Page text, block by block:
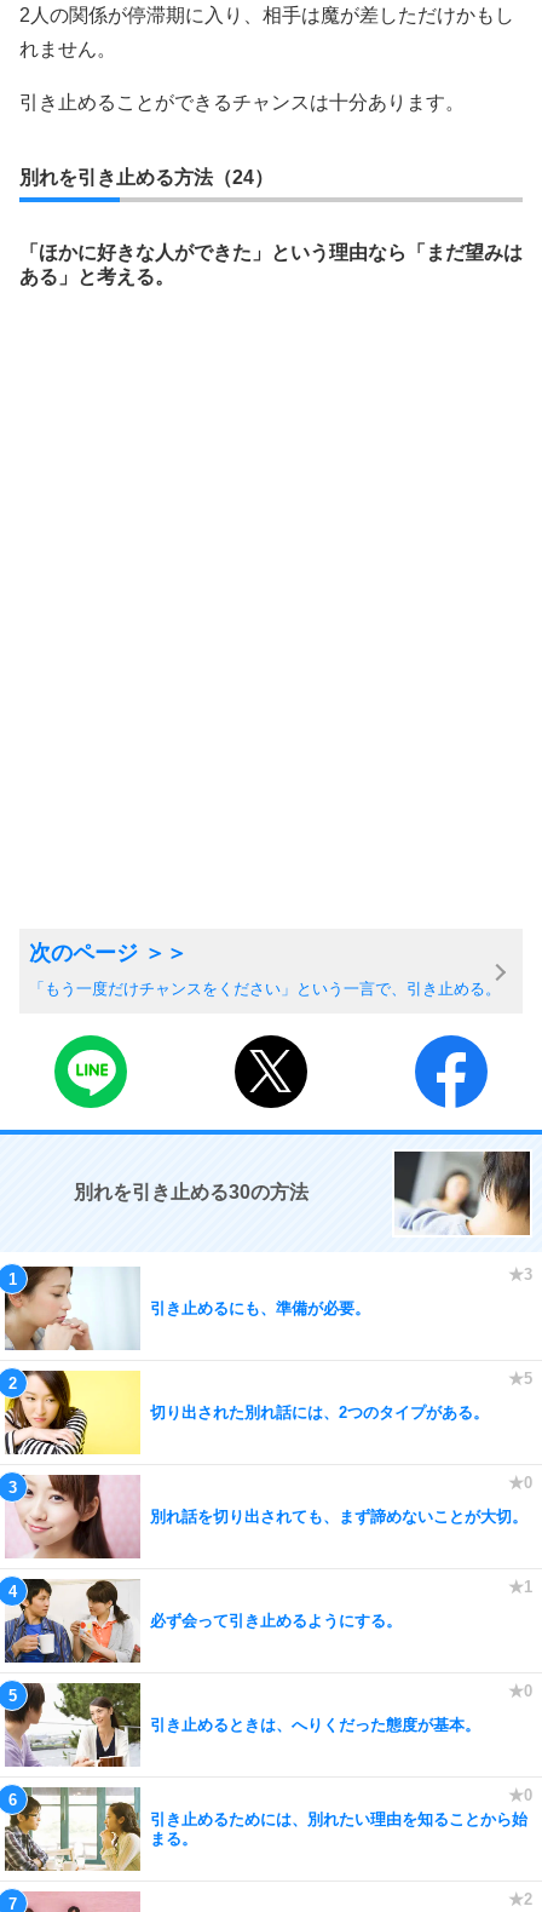
2人の関係が停滞期に入り、相手は魔が差しただけかもし
れません。
引き止めることができるチャンスは十分あります。
別れを引き止める方法（24）
「ほかに好きな人ができた」という理由なら「まだ望みは
ある」と考える。
「もう一度だけチャンスをください」という一言で、引き止める。
別れを引き止める30の方法
引き止めるにも、準備が必要。
切り出された別れ話には、2つのタイプがある。
別れ話を切り出されても、まず諦めないことが大切。
必ず会って引き止めるようにする。
引き止めるときは、へりくだった態度が基本。
引き止めるためには、別れたい理由を知ることから始
まる。